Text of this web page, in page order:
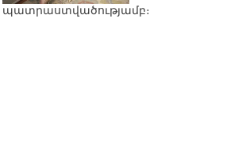
պատրաստվածությամբ։